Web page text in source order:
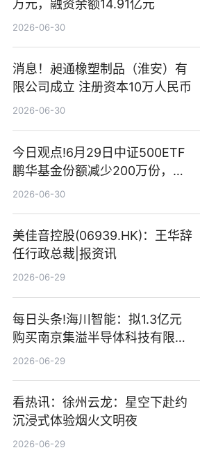
万元，融资余额14.91亿元
2026-06-30
消息！昶通橡塑制品（淮安）有
限公司成立 注册资本10万人民币
2026-06-30
今日观点!6月29日中证500ETF
鹏华基金份额减少200万份，重
仓股亨通光电、赤峰黄金、佰维
2026-06-30
美佳音控股(06939.HK)：王华辞
任行政总裁|报资讯
2026-06-29
每日头条!海川智能：拟1.3亿元
购买南京集溢半导体科技有限公
司15.3%股权
2026-06-29
看热讯：徐州云龙：星空下赴约
沉浸式体验烟火文明夜
2026-06-29